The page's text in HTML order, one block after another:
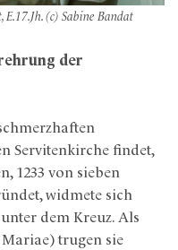
E.17.Jh. (c) Sabine Bandat
der
Servitenkirche findet,
1233 von sieben
widmete sich
dem Kreuz. Als
trugen sie